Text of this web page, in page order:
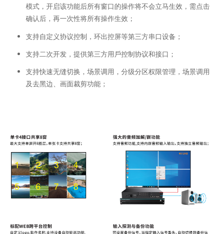
模式，开启该功能后所有窗⼝的操作将不会⽴⻢⽣效，需点击
确认后，再⼀次性将所有操作⽣效；
⽀持⾃定义协议控制，环出控屏等第三⽅串⼝设备；
⽀持⼆次开发，提供第三⽅⽤⼾控制协议和接⼝；
⽀持快速⽆缝切换，场景调⽤，分级分区权限管理，场景调⽤
及去⿊边、画⾯裁剪功能；